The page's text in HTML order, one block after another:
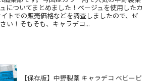
についてまとめました！ベージュを使用したカ
トでの販売価格などを調査しましたので、ぜ
い！そもそも、キャラデコ...
【保存版】中野製薬 キャラデコ ベビーピ